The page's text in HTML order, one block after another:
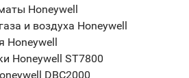
Honeywell
и воздуха Honeywell
Honeywell
Honeywell ST7800
DBC2000